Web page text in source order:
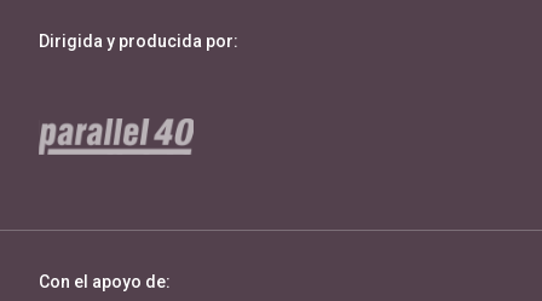
Dirigida y producida por:
Con el apoyo de: